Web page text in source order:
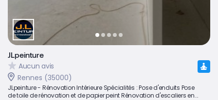
JLpeinture
Aucun avis
Rennes (35000)
JLpeinture - Rénovation Intérieure Spécialités : Pose d'enduits Pose
de toile de rénovation et de papier peint Rénovation d'escaliers en...